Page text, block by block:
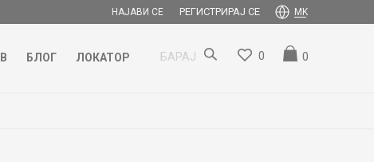
НАЈАВИ СЕ РЕГИСТРИРАЈ СЕ MK
БЛОГ ЛОКАТОР БАРАЈ 0
0